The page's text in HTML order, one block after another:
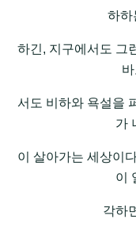
하하
하긴, 지구에서도 그
서도 비하와 욕설을
가
이 살아가는 세상이
이
각하